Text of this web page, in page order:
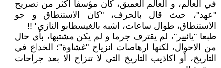
في العالم، و العالم العميق، كان مؤسفا أكثر من تصريح
"عهد"، حيث قال بالحرف، "كان الاستنطاق و جو
الاستنطاق، طوال ساعات، اشبه بالغيسطابو النازي" !!
طبعا "يائيير"، لم يقترف جرما و لم يكن مشتبها، بأي حال
من الاحوال، لكنها ارهاصات انزياح "غشاوة"؛ الخداع في
التاريخ، أو اكاذيب التاريخ التي لا تنزاح الا بعد جراحات